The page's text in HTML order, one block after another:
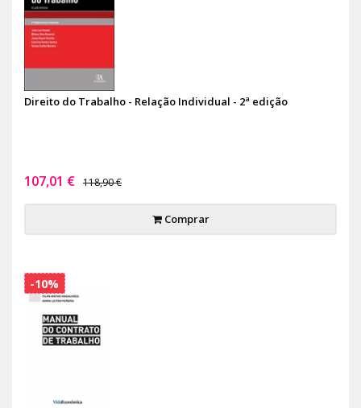
Direito do Trabalho - Relação Individual - 2ª edição
107,01 € 118,90 €
Comprar
-10%